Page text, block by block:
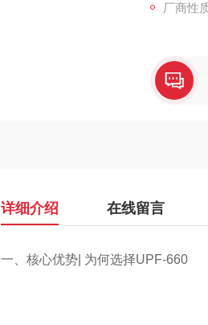
厂商性
详细介绍 在线留言
一、核心优势| 为何选择UPF-660